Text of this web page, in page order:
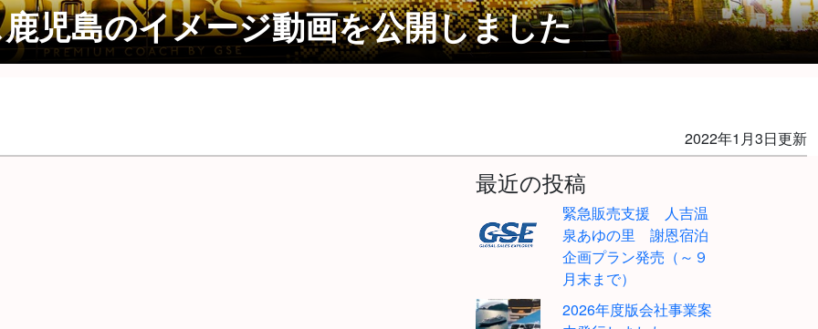
児島のイメージ動画を公開しました
2022年1月3日更新
最近の投稿
緊急販売支援 人吉温
泉あゆの里 謝恩宿泊
企画プラン発売（～９
月末まで）
2026年度版会社事業案